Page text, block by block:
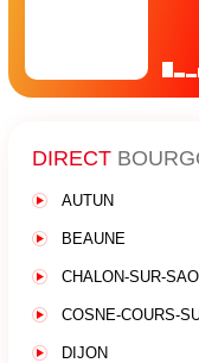
DIRECT
AUTUN
BEAUNE
CHALON-SUR-
COSNE-COURS-
DIJON